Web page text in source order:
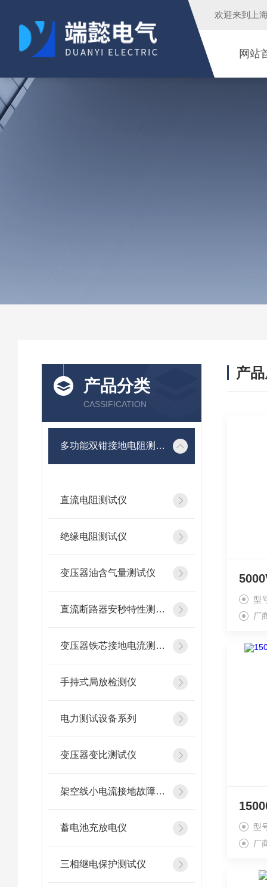
欢迎来到 上
网站
产品分类
CASSIFICATION
多功能双钳接地电阻测试仪
直流电阻测试仪
绝缘电阻测试仪
变压器油含气量测试仪
直流断路器安秒特性测试仪
变压器铁芯接地电流测试仪
手持式局放检测仪
电力测试设备系列
变压器变比测试仪
架空线小电流接地故障定位仪
蓄电池充放电仪
三相继电保护测试仪
产
型
厂
型
厂